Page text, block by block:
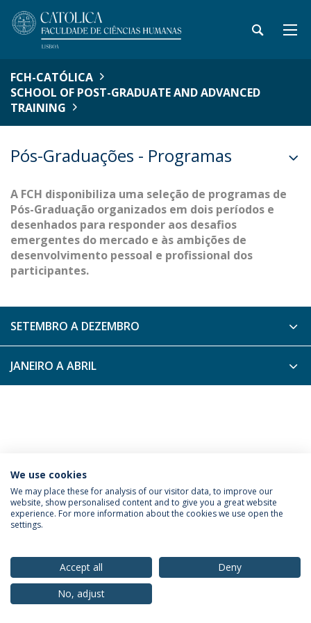
FCH-CATÓLICA
SCHOOL OF POST-GRADUATE AND ADVANCED
TRAINING
Pós-Graduações - Programas
A FCH disponibiliza uma seleção de programas de
Pós-Graduação organizados em dois períodos e
desenhados para responder aos desafios
emergentes do mercado e às ambições de
desenvolvimento pessoal e profissional dos
participantes.
SETEMBRO A DEZEMBRO
JANEIRO A ABRIL
Privacy Policy Terms & Conditions Rights of Data Subjects
© 2026 Universidade Católica Portuguesa
We use cookies
We may place these for analysis of our visitor data, to improve our
website, show personalised content and to give you a great website
experience. For more information about the cookies we use open the
settings.
Accept all
Deny
No, adjust